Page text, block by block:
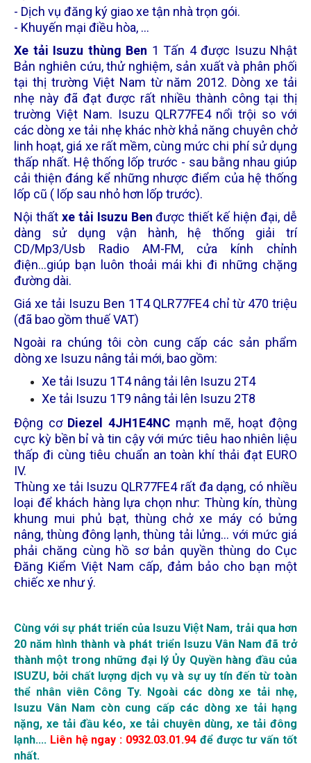
- Dịch vụ đăng ký giao xe tận nhà trọn gói.
- Khuyến mại điều hòa, ...
Xe tải Isuzu thùng Ben 1 Tấn 4 được Isuzu Nhật
Bản nghiên cứu, thử nghiệm, sản xuất và phân phối
tại thị trường Việt Nam từ năm 2012. Dòng xe tải
nhẹ này đã đạt được rất nhiều thành công tại thị
trường Việt Nam. Isuzu QLR77FE4 nổi trội so với
các dòng xe tải nhẹ khác nhờ khả năng chuyên chở
linh hoạt, giá xe rất mềm, cùng mức chi phí sử dụng
thấp nhất. Hệ thống lốp trước - sau bằng nhau giúp
cải thiện đáng kể những nhược điểm của hệ thống
lốp cũ ( lốp sau nhỏ hơn lốp trước).
Nội thất xe tải Isuzu Ben được thiết kế hiện đại, dễ
dàng sử dụng vận hành, hệ thống giải trí
CD/Mp3/Usb Radio AM-FM, cửa kính chỉnh
điện...giúp bạn luôn thoải mái khi đi những chặng
đường dài.
Giá xe tải Isuzu Ben 1T4 QLR77FE4 chỉ từ 470 triệu
(đã bao gồm thuế VAT)
Ngoài ra chúng tôi còn cung cấp các sản phẩm
dòng xe Isuzu nâng tải mới, bao gồm:
Xe tải Isuzu 1T4nâng tải lên Isuzu 2T4
Xe tải Isuzu 1T9 nâng tải lên Isuzu 2T8
Động cơ Diezel 4JH1E4NC mạnh mẽ, hoạt động
cực kỳ bền bỉ và tin cậy với mức tiêu hao nhiên liệu
thấp đi cùng tiêu chuẩn an toàn khí thải đạt EURO
IV.
Thùng xe tải Isuzu QLR77FE4 rất đa dạng, có nhiều
loại để khách hàng lựa chọn như: Thùng kín, thùng
khung mui phủ bạt, thùng chở xe máy có bửng
nâng, thùng đông lạnh, thùng tải lửng... với mức giá
phải chăng cùng hồ sơ bản quyền thùng do Cục
Đăng Kiểm Việt Nam cấp, đảm bảo cho bạn một
chiếc xe như ý.
Cùng với sự phát triển của Isuzu Việt Nam, trải qua hơn
20 năm hình thành và phát triển Isuzu Vân Nam đã trở
thành một trong những đại lý Ủy Quyền hàng đầu của
ISUZU, bởi chất lượng dịch vụ và sự uy tín đến từ toàn
thể nhân viên Công Ty. Ngoài các dòng xe tải nhẹ,
Isuzu Vân Nam còn cung cấp các dòng xe tải hạng
nặng, xe tải đầu kéo, xe tải chuyên dùng, xe tải đông
lạnh.... Liên hệ ngay : 0932.03.01.94 để được tư vấn tốt
nhất.